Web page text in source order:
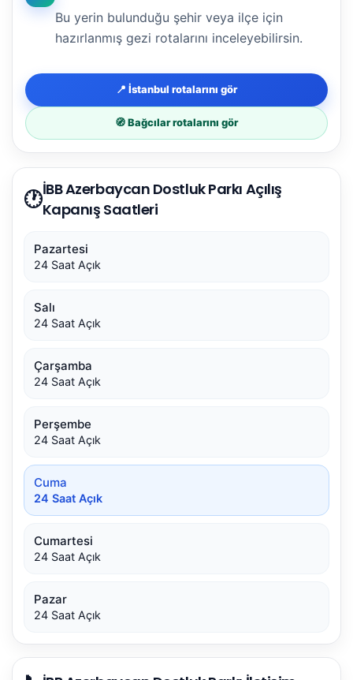
Bu yerin bulunduğu şehir veya ilçe için
hazırlanmış gezi rotalarını inceleyebilirsin.
📍 İstanbul rotalarını gör
🧭 Bağcılar rotalarını gör
🕐İBB Azerbaycan Dostluk Parkı Açılış
Kapanış Saatleri
Pazartesi
24 Saat Açık
Salı
24 Saat Açık
Çarşamba
24 Saat Açık
Perşembe
24 Saat Açık
Cuma
24 Saat Açık
Cumartesi
24 Saat Açık
Pazar
24 Saat Açık